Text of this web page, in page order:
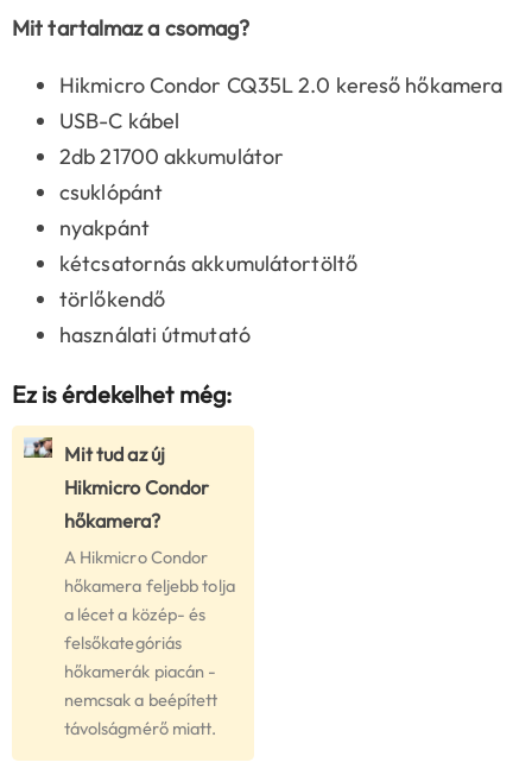
Mit tartalmaz a csomag?
Hikmicro Condor CQ35L 2.0 kereső hőkamera
USB-C kábel
2db 21700 akkumulátor
csuklópánt
nyakpánt
kétcsatornás akkumulátortöltő
törlőkendő
használati útmutató
Ez is érdekelhet még:
Mit tud az új
Hikmicro Condor
hőkamera?
A Hikmicro Condor
hőkamera feljebb tolja
a lécet a közép- és
felsőkategóriás
hőkamerák piacán -
nemcsak a beépített
távolságmérő miatt.